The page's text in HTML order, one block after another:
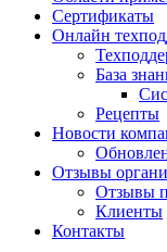
Сертификаты
Онлайн
База
Рецепты
Новости
Отзывы
Отзывы
Клиенты
Контакты